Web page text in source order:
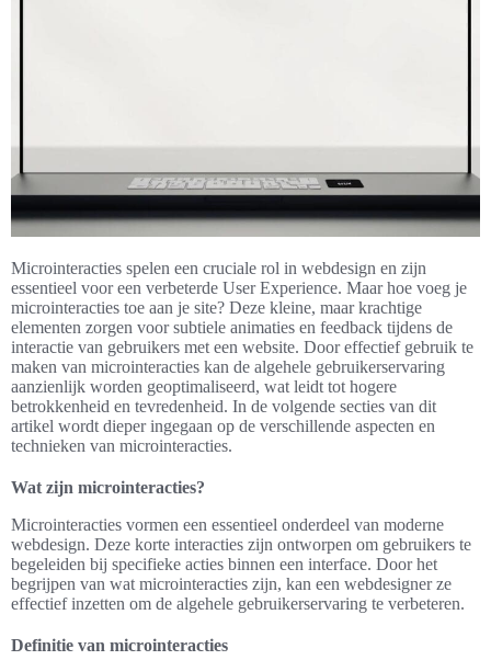
Microinteracties spelen een cruciale rol in webdesign en zijn
essentieel voor een verbeterde User Experience. Maar hoe voeg je
microinteracties toe aan je site? Deze kleine, maar krachtige
elementen zorgen voor subtiele animaties en feedback tijdens de
interactie van gebruikers met een website. Door effectief gebruik te
maken van microinteracties kan de algehele gebruikerservaring
aanzienlijk worden geoptimaliseerd, wat leidt tot hogere
betrokkenheid en tevredenheid. In de volgende secties van dit
artikel wordt dieper ingegaan op de verschillende aspecten en
technieken van microinteracties.
Wat zijn microinteracties?
Microinteracties vormen een essentieel onderdeel van moderne
webdesign. Deze korte interacties zijn ontworpen om gebruikers te
begeleiden bij specifieke acties binnen een interface. Door het
begrijpen van wat microinteracties zijn, kan een webdesigner ze
effectief inzetten om de algehele gebruikerservaring te verbeteren.
Definitie van microinteracties